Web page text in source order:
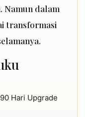
Namun dalam
transformasi
Hari Upgrade